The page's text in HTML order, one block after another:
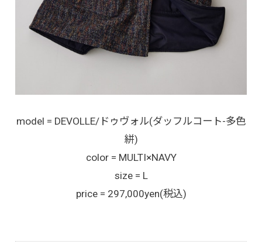
model = DEVOLLE/ドゥヴォル(ダッフルコート-多色
絣)
color = MULTI×NAVY
size = L
price = 297,000yen(税込)